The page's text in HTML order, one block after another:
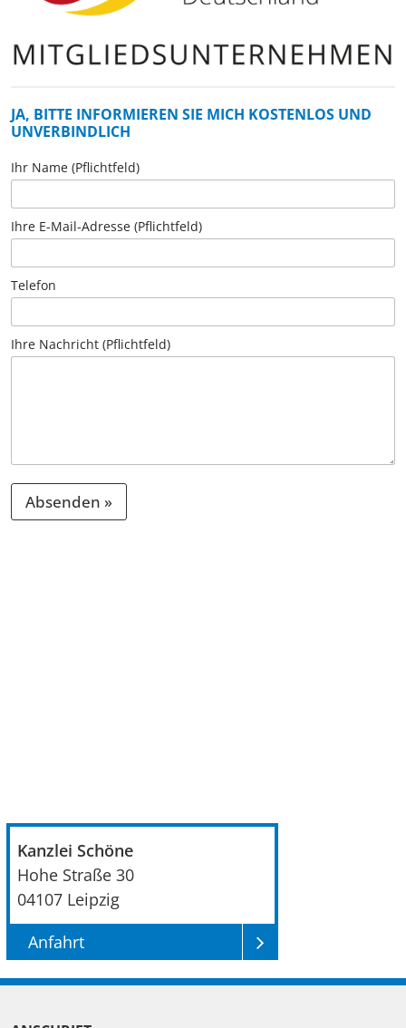
JA, BITTE INFORMIEREN SIE MICH KOSTENLOS UND
UNVERBINDLICH
Ihr Name (Pflichtfeld)
Ihre E-Mail-Adresse (Pflichtfeld)
Telefon
Ihre Nachricht (Pflichtfeld)
Absenden »
Kanzlei Schöne
Hohe Straße 30
04107 Leipzig
Anfahrt